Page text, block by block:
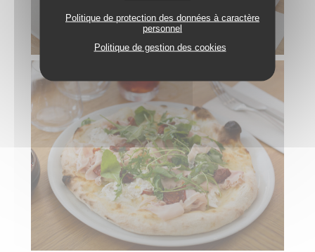
Politique de protection des données à caractère
personnel
Politique de gestion des cookies